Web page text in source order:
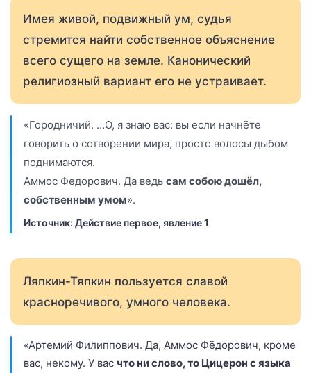
Имея живой, подвижный ум, судья
стремится найти собственное объяснение
всего сущего на земле. Канонический
религиозный вариант его не устраивает.
«Городничий. …О, я знаю вас: вы если начнёте
говорить о сотворении мира, просто волосы дыбом
поднимаются.
Аммос Федорович. Да ведь сам собою дошёл,
собственным умом».
Источник: Действие первое, явление 1
Ляпкин-Тяпкин пользуется славой
красноречивого, умного человека.
«Артемий Филиппович. Да, Аммос Фёдорович, кроме
вас, некому. У вас что ни слово, то Цицерон с языка